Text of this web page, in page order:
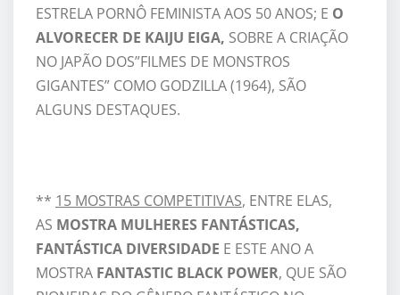
ESTRELA PORNÔ FEMINISTA AOS 50 ANOS; E O
ALVORECER DE KAIJU EIGA, SOBRE A CRIAÇÃO
NO JAPÃO DOS”FILMES DE MONSTROS
GIGANTES” COMO GODZILLA (1964), SÃO
ALGUNS DESTAQUES.
** 15 MOSTRAS COMPETITIVAS, ENTRE ELAS,
AS MOSTRA MULHERES FANTÁSTICAS,
FANTÁSTICA DIVERSIDADE E ESTE ANO A
MOSTRA FANTASTIC BLACK POWER, QUE SÃO